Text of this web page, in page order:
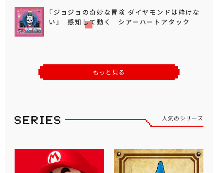
『ジョジョの奇妙な冒険 ダイヤモンドは砕けな
い』 感知して動く シアーハートアタック
もっと見る
人気のシリーズ